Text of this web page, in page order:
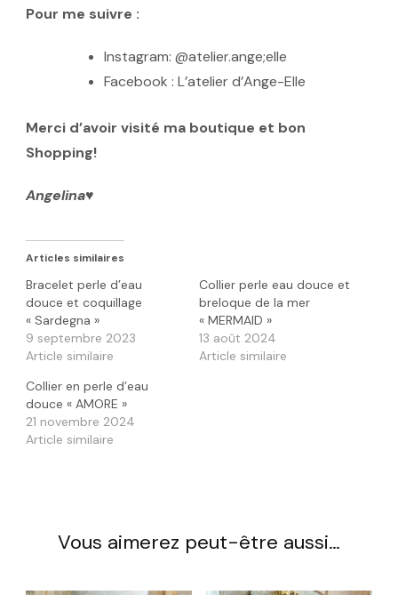
Pour me suivre :
Instagram: @atelier.ange;elle
Facebook : L’atelier d’Ange-Elle
Merci d’avoir visité ma boutique et bon
Shopping!
Angelina♥️
Articles similaires
Bracelet perle d’eau
douce et coquillage
« Sardegna »
9 septembre 2023
Article similaire
Collier perle eau douce et
breloque de la mer
« MERMAID »
13 août 2024
Article similaire
Collier en perle d’eau
douce « AMORE »
21 novembre 2024
Article similaire
Vous aimerez peut-être aussi…